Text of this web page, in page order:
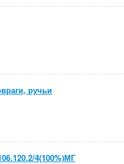
ручьи
4(100%)МГ